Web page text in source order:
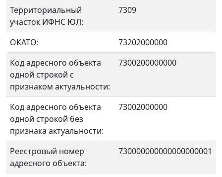
Территориальный
участок ИФНС ЮЛ:
7309
ОКАТО:
73202000000
Код адресного объекта
одной строкой с
признаком актуальности:
7300200000000
Код адресного объекта
одной строкой без
признака актуальности:
73002000000
Реестровый номер
адресного объекта:
730000000000000000001